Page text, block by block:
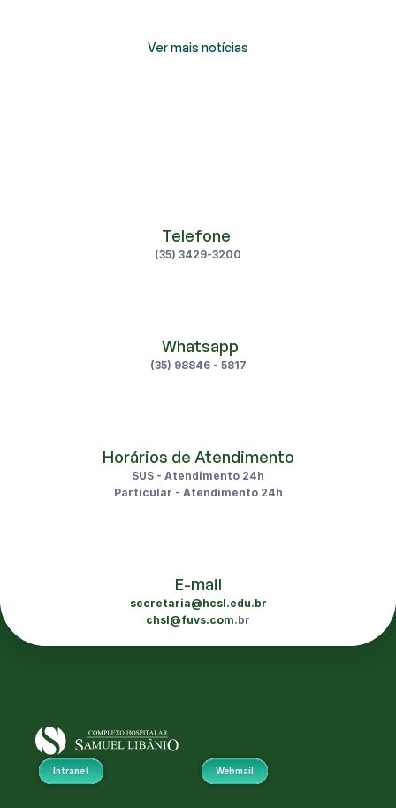
Ver mais notícias
Telefone
(35) 3429-3200
Whatsapp
(35) 98846 - 5817
Horários de Atendimento
SUS - Atendimento 24h
Particular - Atendimento 24h
E-mail
secretaria@hcsl.edu.br
chsl@fuvs.com.br
Intranet Webmail